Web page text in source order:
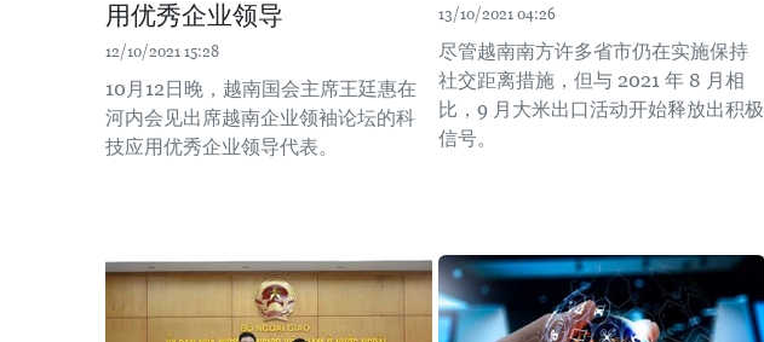
用优秀企业领导
12/10/2021 15:28
10月12日晚，越南国会主席王廷惠在
河内会见出席越南企业领袖论坛的科
技应用优秀企业领导代表。
13/10/2021 04:26
尽管越南南方许多省市仍在实施保持
社交距离措施，但与 2021 年 8 月相
比，9 月大米出口活动开始释放出积极
信号。